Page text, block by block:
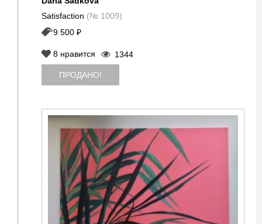
Satisfaction (№ 1009)
9 500 ₽
8 нравится 1344
ПРОДАНО!